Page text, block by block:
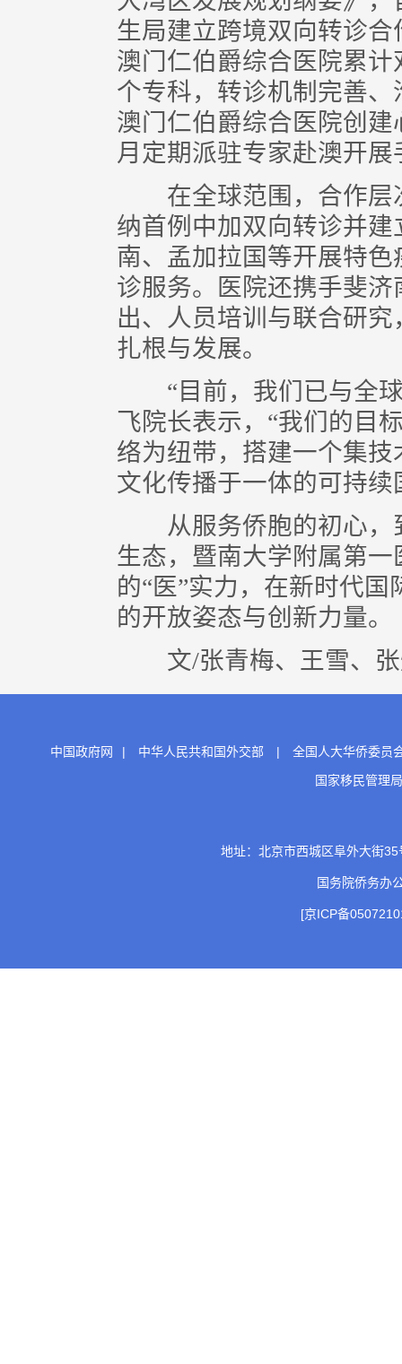
生局建立跨境双向转诊合
澳门仁伯爵综合医院累
个专科，转诊机制完善
澳门仁伯爵综合医院创
月定期派驻专家赴澳开
在全球范围，合作层
纳首例中加双向转诊并
南、孟加拉国等开展特
诊服务。医院还携手斐
出、人员培训与联合研
扎根与发展。
“目前，我们已与全球
飞院长表示，“我们的目
络为纽带，搭建一个集技
文化传播于一体的可持
从服务侨胞的初心，
生态，暨南大学附属第
的“医”实力，在新时代
的开放姿态与创新力量。
文/张青梅、王雪、张
中国政府网 | 中华人民共和国外交部 |
全国人大华侨委员
国家移民管理局
地址：北京市西城区阜外大街
国务院侨务
[京ICP备